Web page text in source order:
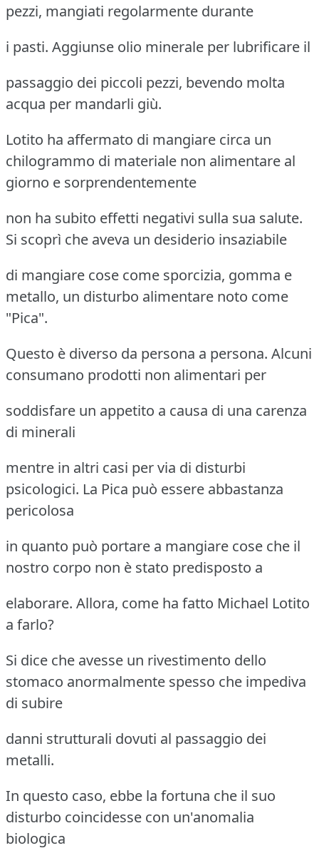
pezzi, mangiati regolarmente durante
i pasti. Aggiunse olio minerale per lubrificare il
passaggio dei piccoli pezzi, bevendo molta
acqua per mandarli giù.
Lotito ha affermato di mangiare circa un
chilogrammo di materiale non alimentare al
giorno e sorprendentemente
non ha subito effetti negativi sulla sua salute.
Si scoprì che aveva un desiderio insaziabile
di mangiare cose come sporcizia, gomma e
metallo, un disturbo alimentare noto come
"Pica".
Questo è diverso da persona a persona. Alcuni
consumano prodotti non alimentari per
soddisfare un appetito a causa di una carenza
di minerali
mentre in altri casi per via di disturbi
psicologici. La Pica può essere abbastanza
pericolosa
in quanto può portare a mangiare cose che il
nostro corpo non è stato predisposto a
elaborare. Allora, come ha fatto Michael Lotito
a farlo?
Si dice che avesse un rivestimento dello
stomaco anormalmente spesso che impediva
di subire
danni strutturali dovuti al passaggio dei
metalli.
In questo caso, ebbe la fortuna che il suo
disturbo coincidesse con un'anomalia
biologica